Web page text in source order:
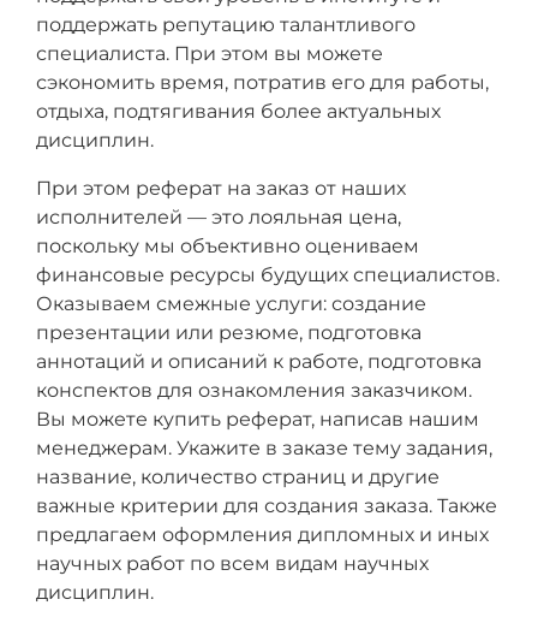
поддержать репутацию талантливого
специалиста. При этом вы можете
сэкономить время, потратив его для работы,
отдыха, подтягивания более актуальных
дисциплин.
При этом реферат на заказ от наших
исполнителей — это лояльная цена,
поскольку мы объективно оцениваем
финансовые ресурсы будущих специалистов.
Оказываем смежные услуги: создание
презентации или резюме, подготовка
аннотаций и описаний к работе, подготовка
конспектов для ознакомления заказчиком.
Вы можете купить реферат, написав нашим
менеджерам. Укажите в заказе тему задания,
название, количество страниц и другие
важные критерии для создания заказа. Также
предлагаем оформления дипломных и иных
научных работ по всем видам научных
дисциплин.